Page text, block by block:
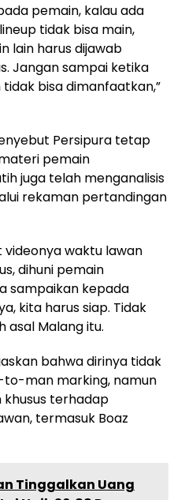
pemain, kalau ada
tidak bisa main,
lain harus dijawab
Jangan sampai ketika
bisa dimanfaatkan,”
Persipura tetap
pemain
juga telah menganalisis
rekaman pertandingan
videonya waktu lawan
dihuni pemain
sampaikan kepada
kita harus siap. Tidak
asal Malang itu.
bahwa dirinya tidak
man marking, namun
terhadap
termasuk Boaz
Tinggalkan Uang